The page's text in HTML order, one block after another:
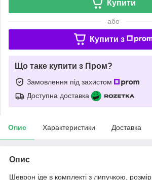
Купити
або
Купити з
Що таке купити з Пром?
Замовлення під захистом
Доступна доставка
Опис Характеристики Доставка
Опис
Шеврон іде в комплекті з липучкою,